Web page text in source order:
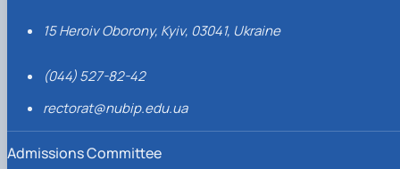
15 Heroiv Oborony, Kyiv, 03041, Ukraine
(044) 527-82-42
rectorat@nubip.edu.ua
Admissions Committee